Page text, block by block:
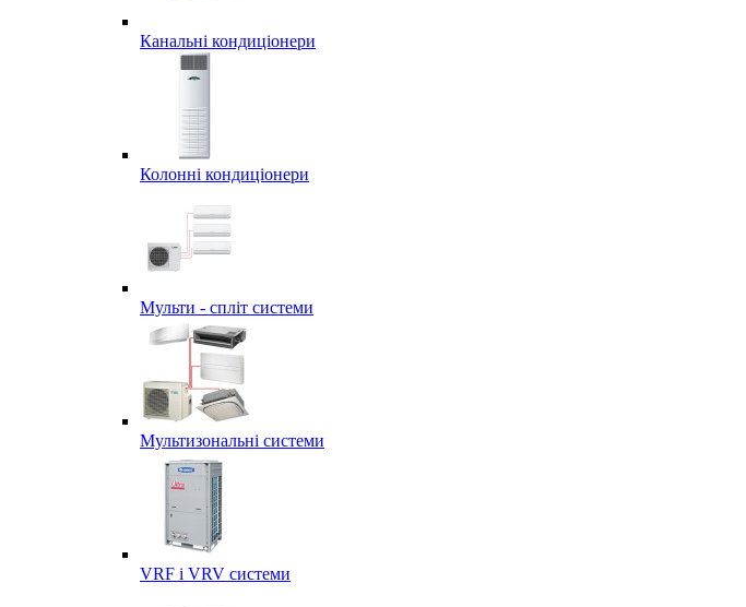
Канальні кондиціонери
Колонні кондиціонери
Мульти - спліт системи
Мультизональні системи
VRF і VRV системи